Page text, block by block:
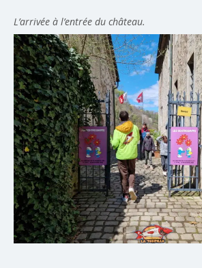
L’arrivée à l’entrée du château.